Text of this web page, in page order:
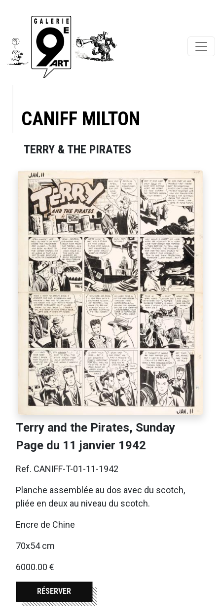
CANIFF MILTON
TERRY & THE PIRATES
Terry and the Pirates, Sunday
Page du 11 janvier 1942
Ref. CANIFF-T-01-11-1942
Planche assemblée au dos avec du scotch,
pliée en deux au niveau du scotch.
Encre de Chine
70x54 cm
6000.00 €
RÉSERVER